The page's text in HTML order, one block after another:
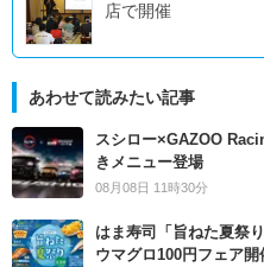
店で開催
あわせて読みたい記事
スシロー×GAZOO
きメニュー登場
08月08日 11時30分
はま寿司「旨ねた夏祭
ウマグロ100円フェア開